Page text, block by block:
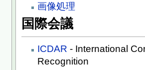
画像処理
国際会議
ICDAR - International
Recognition